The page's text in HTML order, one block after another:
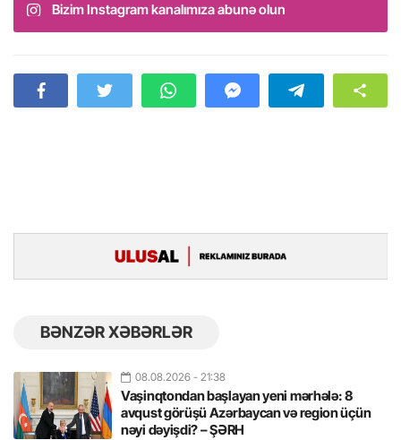
Bizim Instagram kanalımıza abunə olun
BƏNZƏR XƏBƏRLƏR
08.08.2026 - 21:38
Vaşinqtondan başlayan yeni mərhələ: 8
avqust görüşü Azərbaycan və region üçün
nəyi dəyişdi? – ŞƏRH